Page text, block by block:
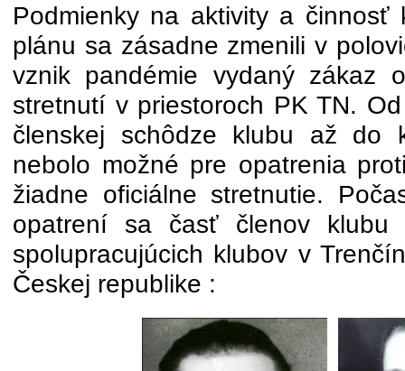
Podmienky na aktivity a činnosť
plánu sa zásadne zmenili v
vznik pandémie vydaný zákaz
stretnutí v priestoroch PK TN.
členskej schôdze klubu až do
nebolo možné pre opatrenia
žiadne oficiálne stretnutie.
opatrení sa časť členov klubu
spolupracujúcich klubov v
Českej republike :